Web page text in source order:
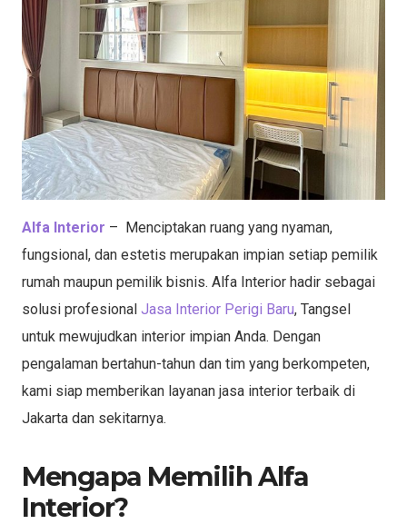
Alfa Interior – Menciptakan ruang yang nyaman,
fungsional, dan estetis merupakan impian setiap pemilik
rumah maupun pemilik bisnis. Alfa Interior hadir sebagai
solusi profesional Jasa Interior Perigi Baru, Tangsel
untuk mewujudkan interior impian Anda. Dengan
pengalaman bertahun-tahun dan tim yang berkompeten,
kami siap memberikan layanan jasa interior terbaik di
Jakarta dan sekitarnya.
Mengapa Memilih Alfa
Interior?